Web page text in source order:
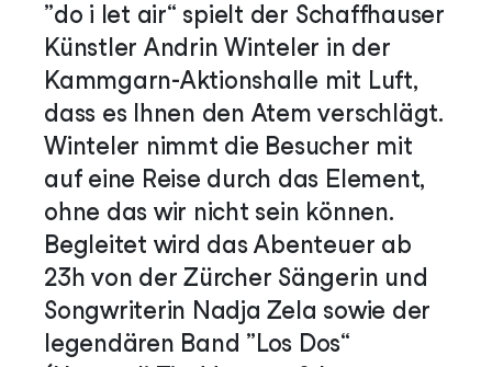
„do i let air“ spielt der Schaffhauser
Künstler Andrin Winteler in der
Kammgarn-Aktionshalle mit Luft,
dass es Ihnen den Atem verschlägt.
Winteler nimmt die Besucher mit
auf eine Reise durch das Element,
ohne das wir nicht sein können.
Begleitet wird das Abenteuer ab
23h von der Zürcher Sängerin und
Songwriterin Nadja Zela sowie der
legendären Band „Los Dos“